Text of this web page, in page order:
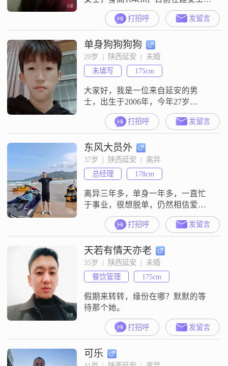
作，月收入在500到8000元之间
##3002## 家里有两套房子， 但是因
为孩子在实验上学， 两套房子均租
出去了##3002## 所以现在租房子住
##3002## 因为出过肇事害怕了就注
销了驾照 ， 所以我不开车##3002##
我拥有大学本科学历，
打招呼 发留言
单身狗狗狗狗
20岁  |  陕西延安  |  未婚
未填写
175cm
大家好，我是一位来自延安的男
士，出生于2006年，今年27岁
##3002##我的身高是175cm，目前从
事一份收入在3000元以下的工作
##3002##虽然我的学历是高中及以
下，但我相信，真正的智慧和能力
并不完全取决于学历##3002##在性
格方面，我非常注重平等沟通，我
认为这是建立健康关系的基础
##3002##我也是
打招呼 发留言
东风大员外
37岁  |  陕西延安  |  离异
总经理
178cm
离异三年多，单身一年多，一直忙
于事业，很想脱单，仍然相信爱
情，敬畏爱情
打招呼 发留言
天若有情天亦老
35岁  |  陕西延安  |  未婚
餐饮管理
175cm
假期来转转，缘份在哪？默默的等
待那个她。
打招呼 发留言
可乐